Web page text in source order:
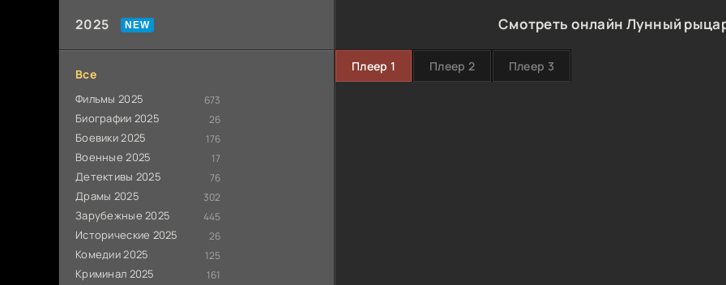
2025
Все
Фильмы 2025 673
Биографии 2025 26
Боевики 2025 176
Военные 2025 17
Детективы 2025 76
Драмы 2025 302
Зарубежные 2025 445
Исторические 2025 26
Комедии 2025 125
Криминал 2025 161
Смотреть онлайн Лунный
Плеер 1 Плеер 2 Плеер 3